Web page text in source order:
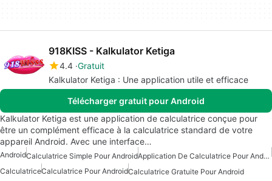
918KISS - Kalkulator Ketiga
4.4 Gratuit
Kalkulator Ketiga : Une application utile et efficace
Télécharger gratuit pour Android
Kalkulator Ketiga est une application de calculatrice conçue pour
être un complément efficace à la calculatrice standard de votre
appareil Android. Avec une interface…
AndroidCalculatrice Simple Pour Android
Application De Calculatrice Pour Android
CalculatriceCalculatrice Pour AndroidCalculatrice Gratuite Pour Android